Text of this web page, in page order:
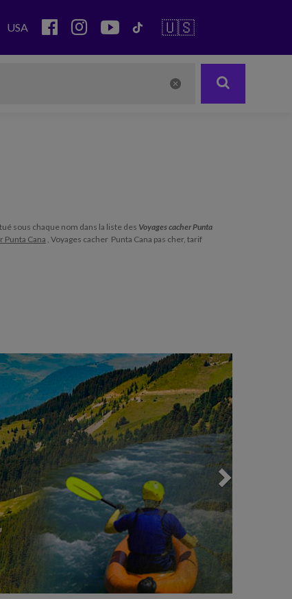
USA 🇺🇸
sous chaque nom dans la liste des Voyages cacher Punta
Punta Cana , Voyages cacher Punta Cana pas cher, tarif
Next